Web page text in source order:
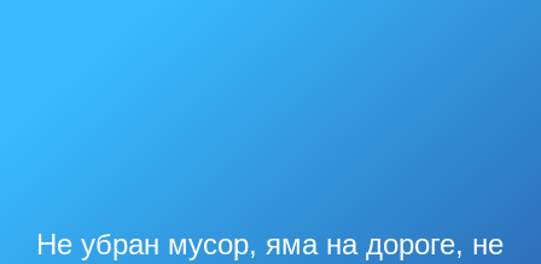
Не убран мусор, яма на дороге, не